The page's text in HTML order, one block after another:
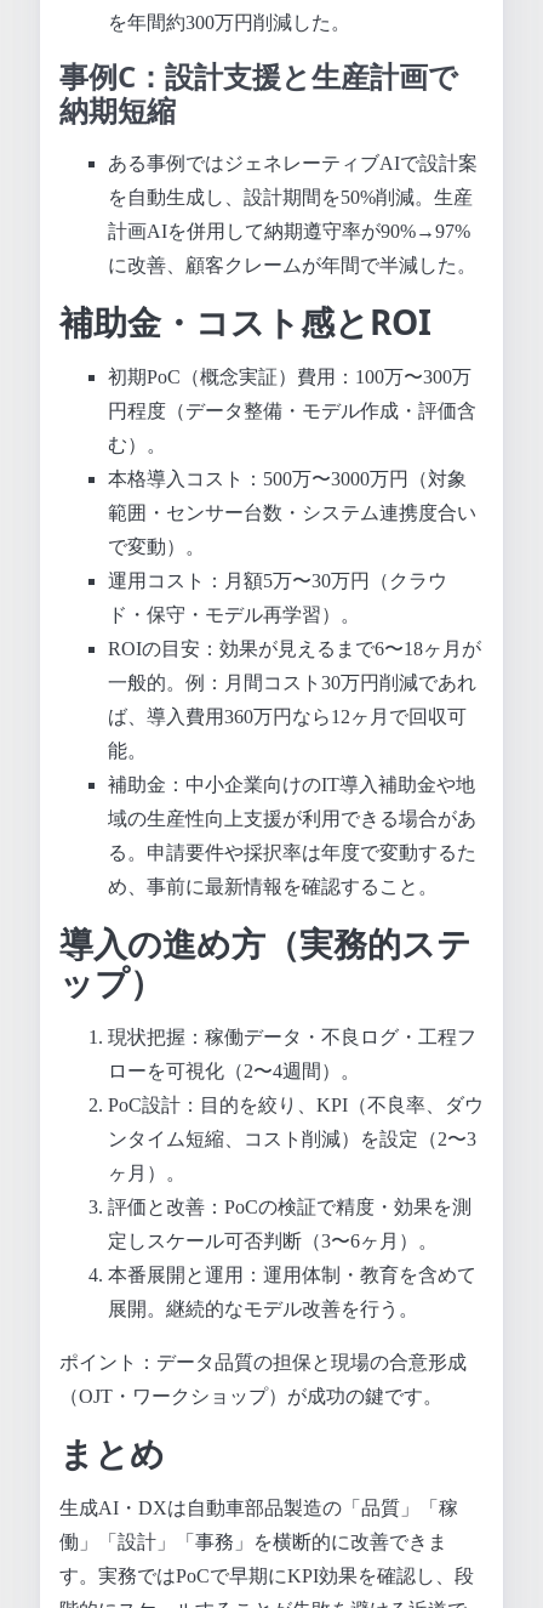
を年間約300万円削減した。
事例C：設計支援と生産計画で
納期短縮
ある事例ではジェネレーティブAIで設計案
を自動生成し、設計期間を50%削減。生産
計画AIを併用して納期遵守率が90%→97%
に改善、顧客クレームが年間で半減した。
補助金・コスト感とROI
初期PoC（概念実証）費用：100万〜300万
円程度（データ整備・モデル作成・評価含
む）。
本格導入コスト：500万〜3000万円（対象
範囲・センサー台数・システム連携度合い
で変動）。
運用コスト：月額5万〜30万円（クラウ
ド・保守・モデル再学習）。
ROIの目安：効果が見えるまで6〜18ヶ月が
一般的。例：月間コスト30万円削減であれ
ば、導入費用360万円なら12ヶ月で回収可
能。
補助金：中小企業向けのIT導入補助金や地
域の生産性向上支援が利用できる場合があ
る。申請要件や採択率は年度で変動するた
め、事前に最新情報を確認すること。
導入の進め方（実務的ステ
ップ）
現状把握：稼働データ・不良ログ・工程フ
ローを可視化（2〜4週間）。
PoC設計：目的を絞り、KPI（不良率、ダウ
ンタイム短縮、コスト削減）を設定（2〜3
ヶ月）。
評価と改善：PoCの検証で精度・効果を測
定しスケール可否判断（3〜6ヶ月）。
本番展開と運用：運用体制・教育を含めて
展開。継続的なモデル改善を行う。
ポイント：データ品質の担保と現場の合意形成
（OJT・ワークショップ）が成功の鍵です。
まとめ
生成AI・DXは自動車部品製造の「品質」「稼
働」「設計」「事務」を横断的に改善できま
す。実務ではPoCで早期にKPI効果を確認し、段